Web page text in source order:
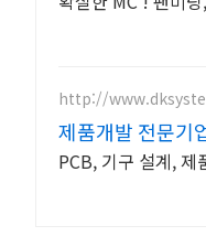
http://
제품개발 전문기
PCB, 기구 설계, 제